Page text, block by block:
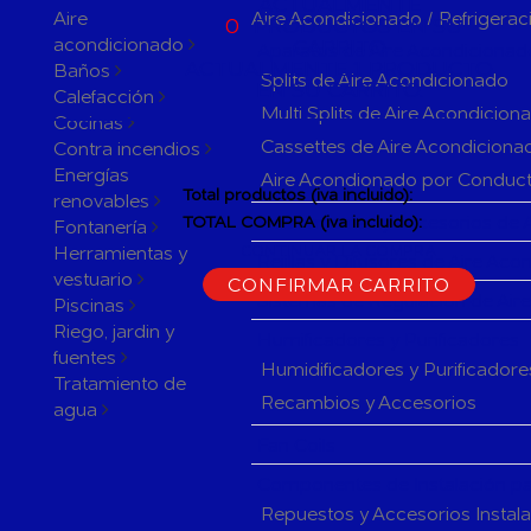
Aire
acondicionado
Baños
Calefacción
Cocinas
Contra incendios
Energías
renovables
Fontanería
Herramientas y
vestuario
Piscinas
Riego, jardin y
fuentes
Tratamiento de
agua
Aire Acondicionado /
Splits de Aire Acondicionado
Multi Splits de Aire
Cassettes de Aire
Aire Acondionado por
Herramientas y accesorios de
Sistemas de Regulación de
Humidificadores y
Recambios y Accesorios
Repuestos y Accesorios
0 PRODUCTOS EN SU
ACTUALMENTE 1 PRODUCTO
EN SU CARRITO.
Total productos (iva incluido):
TOTAL COMPRA (iva incluido):
CONFIRMAR CARRITO